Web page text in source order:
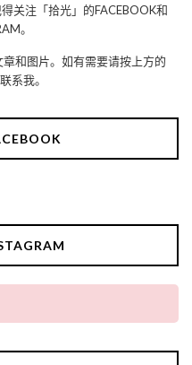
关注「拾光」的FACEBOOK和
。
和图片。如有需要请按上方的
系我。